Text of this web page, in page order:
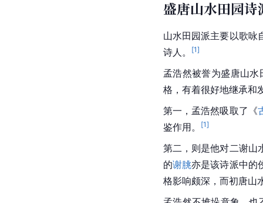
盛唐山水田园诗
山水田园派主要以歌咏
诗人。
[1]
孟浩然被誉为盛唐山
格，有着很好地继承和
第一，孟浩然吸取了《
鉴作用。
[1]
第二，则是他对二谢山
的谢朓亦是该诗派中的
格影响颇深，而初唐山